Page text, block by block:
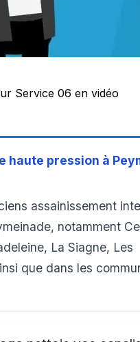
Service 06 en vidéo
haute pression à
assainissement
notamment
La Siagne, Les
que dans les